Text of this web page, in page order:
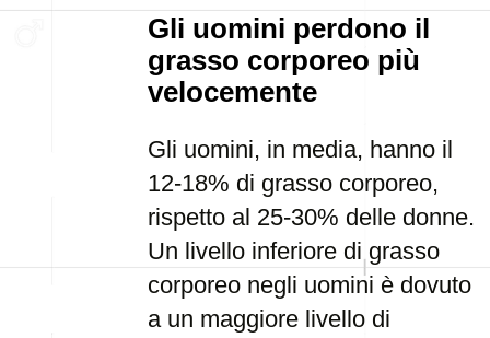
Gli uomini perdono il
grasso corporeo più
velocemente
Gli uomini, in media, hanno il
12-18% di grasso corporeo,
rispetto al 25-30% delle donne.
Un livello inferiore di grasso
corporeo negli uomini è dovuto
a un maggiore livello di